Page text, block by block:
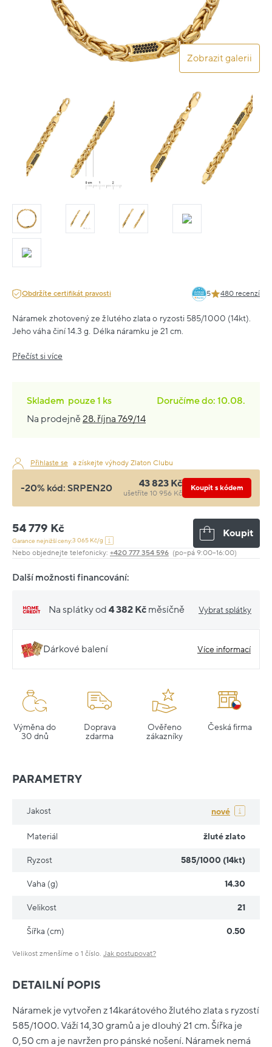
Zobrazit galerii
Obdržíte certifikát pravosti 5 480 recenzí
Náramek zhotovený ze žlutého zlata o ryzosti 585/1000 (14kt).
Jeho váha činí 14.3 g. Délka náramku je 21 cm.
Přečíst si více
Skladem pouze1 ks
Doručíme do: 10.08.
Na prodejně28. října 769/14
Přihlaste se a získejte výhody Zlaton Clubu
-20% kód: SRPEN20 43 823 Kč
ušetříte 10 956 Kč
Koupit s kódem
54 779 Kč
Garance nejnižší ceny:3 065 Kč/g
Koupit
Nebo objednejte telefonicky: +420 777 354 596 (po–pá 9:00–16:00)
Další možnosti financování:
Na splátky od 4 382 Kč měsíčně Vybrat splátky
Dárkové balení Více informací
Výměna do
30 dnů
Doprava
zdarma
Ověřeno
zákazníky
Česká firma
DETAILNÍ POPIS
Náramek je vytvořen z 14karátového žlutého zlata s ryzostí
585/1000. Váží 14,30 gramů a je dlouhý 21 cm. Šířka je
0,50 cm a je navržen pro pánské nošení. Náramek nemá
PARAMETRY
Jakost nové
Materiál žluté zlato
Ryzost 585/1000 (14kt)
Vaha (g) 14.30
Velikost 21
Šířka (cm) 0.50
Velikost zmenšíme o 1 číslo. Jak postupovat?